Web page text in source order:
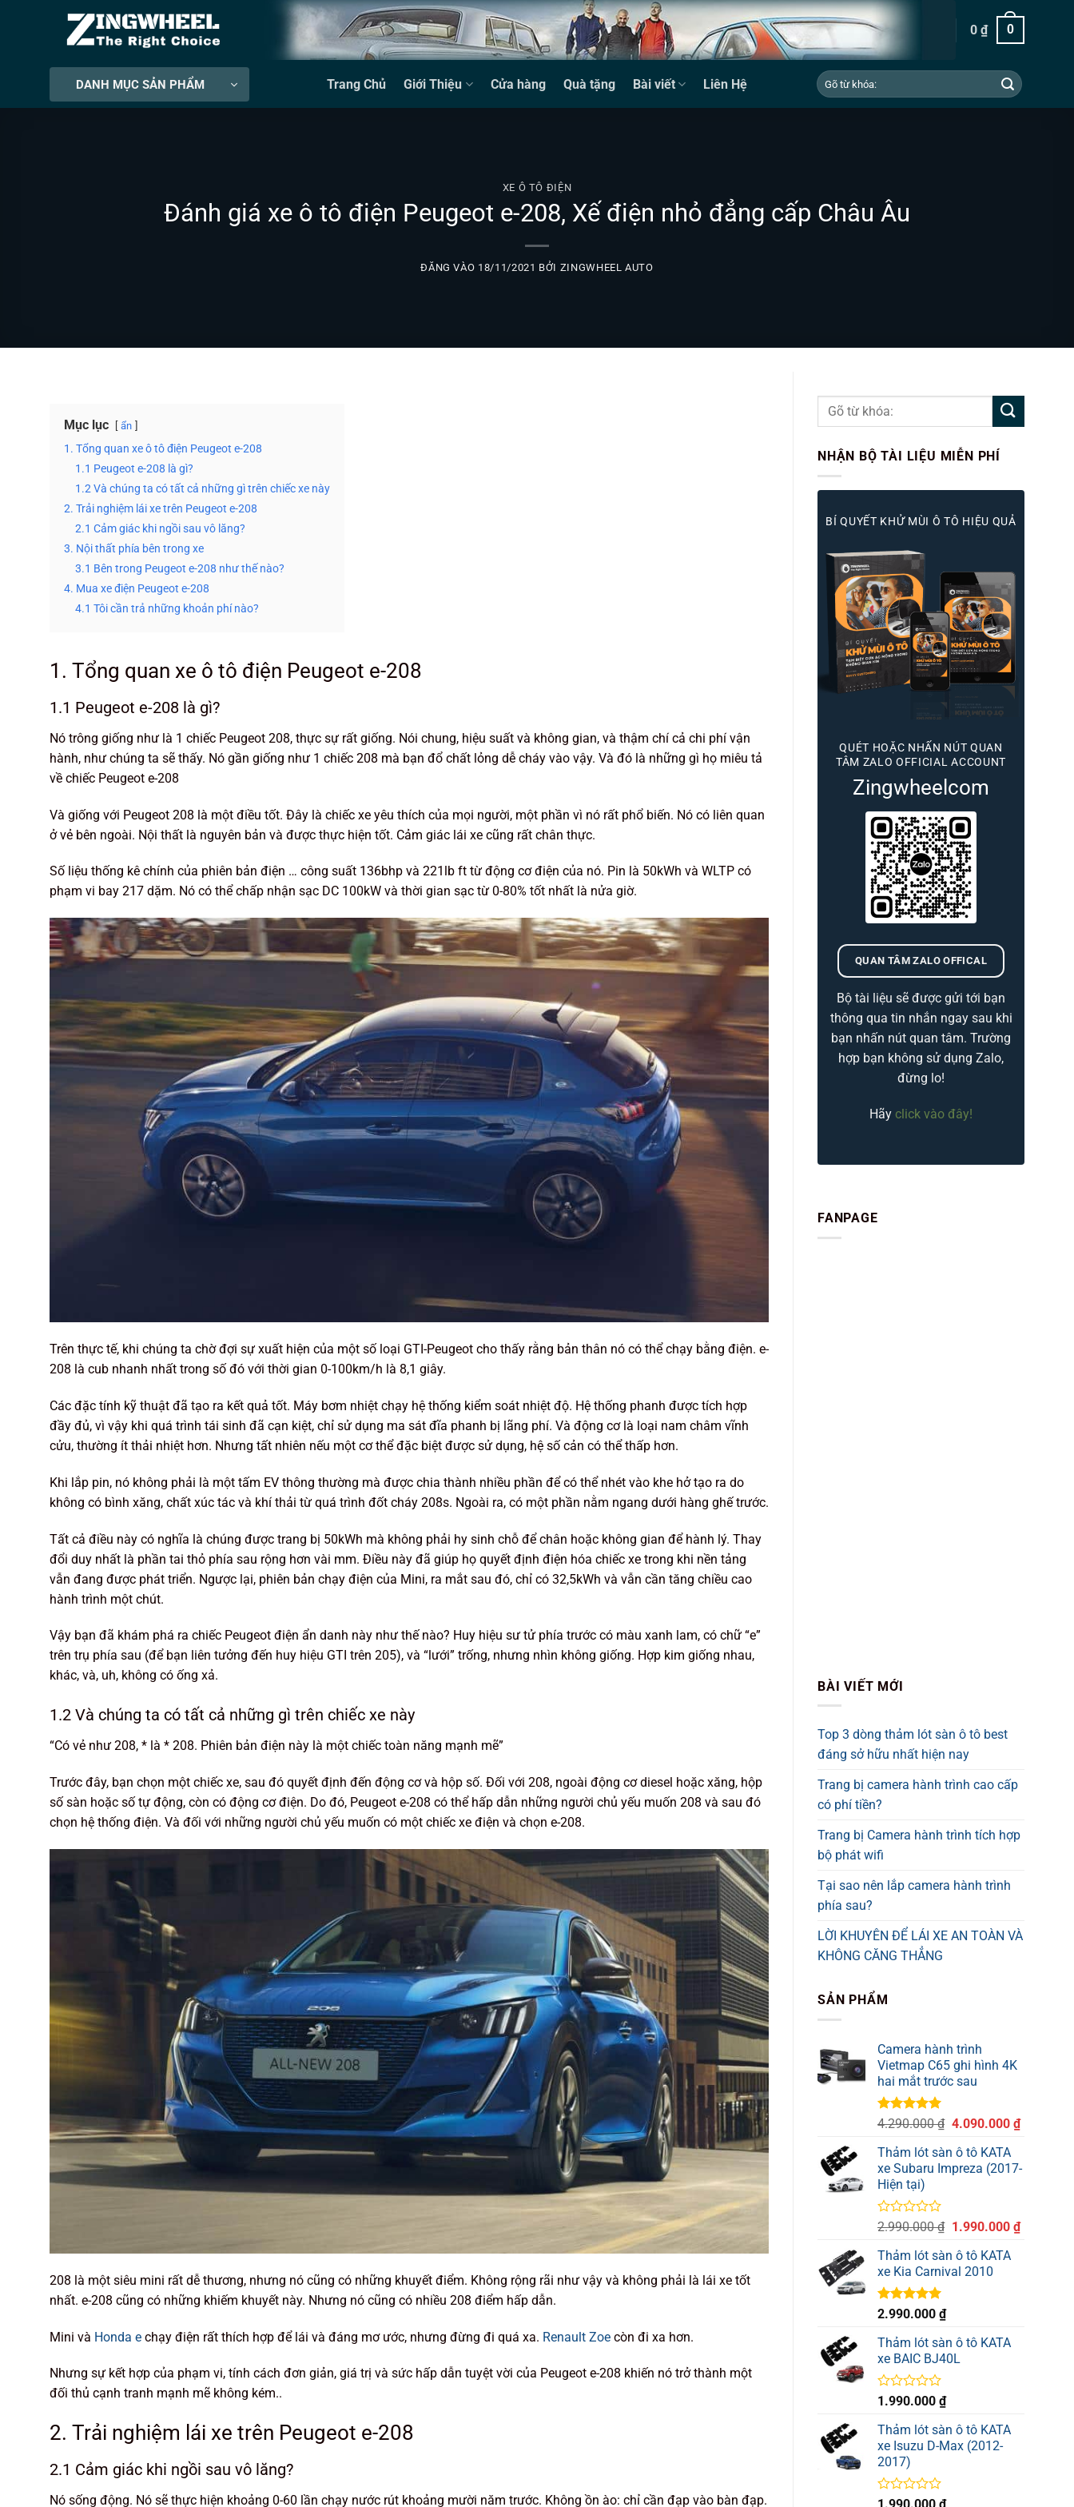
0₫ 0
DANH MỤC SẢN PHẨM Trang Chủ Giới Thiệu Cửa hàng Quà tặng Bài viết Liên Hệ
Tìm
kiếm:
XE Ô TÔ ĐIỆN
Đánh giá xe ô tô điện Peugeot e-208, Xế điện nhỏ đẳng cấp Châu Âu
ĐĂNG VÀO 18/11/2021 BỞI ZINGWHEEL AUTO
Mục lục ẩn
1. Tổng quan xe ô tô điện Peugeot e-208
1.1 Peugeot e-208 là gì?
1.2 Và chúng ta có tất cả những gì trên chiếc xe này
2. Trải nghiệm lái xe trên Peugeot e-208
2.1 Cảm giác khi ngồi sau vô lăng?
3. Nội thất phía bên trong xe
3.1 Bên trong Peugeot e-208 như thế nào?
4. Mua xe điện Peugeot e-208
4.1 Tôi cần trả những khoản phí nào?
1. Tổng quan xe ô tô điện Peugeot e-208
1.1 Peugeot e-208 là gì?
Nó trông giống như là 1 chiếc Peugeot 208, thực sự rất giống. Nói chung, hiệu suất và không gian, và thậm chí cả chi phí vận
hành, như chúng ta sẽ thấy. Nó gần giống như 1 chiếc 208 mà bạn đổ chất lỏng dễ cháy vào vậy. Và đó là những gì họ miêu tả
về chiếc Peugeot e-208
Và giống với Peugeot 208 là một điều tốt. Đây là chiếc xe yêu thích của mọi người, một phần vì nó rất phổ biến. Nó có liên quan
ở vẻ bên ngoài. Nội thất là nguyên bản và được thực hiện tốt. Cảm giác lái xe cũng rất chân thực.
Số liệu thống kê chính của phiên bản điện … công suất 136bhp và 221lb ft từ động cơ điện của nó. Pin là 50kWh và WLTP có
phạm vi bay 217 dặm. Nó có thể chấp nhận sạc DC 100kW và thời gian sạc từ 0-80% tốt nhất là nửa giờ.
Trên thực tế, khi chúng ta chờ đợi sự xuất hiện của một số loại GTI-Peugeot cho thấy rằng bản thân nó có thể chạy bằng điện. e-
208 là cub nhanh nhất trong số đó với thời gian 0-100km/h là 8,1 giây.
Các đặc tính kỹ thuật đã tạo ra kết quả tốt. Máy bơm nhiệt chạy hệ thống kiểm soát nhiệt độ. Hệ thống phanh được tích hợp
đầy đủ, vì vậy khi quá trình tái sinh đã cạn kiệt, chỉ sử dụng ma sát đĩa phanh bị lãng phí. Và động cơ là loại nam châm vĩnh
cửu, thường ít thải nhiệt hơn. Nhưng tất nhiên nếu một cơ thể đặc biệt được sử dụng, hệ số cản có thể thấp hơn.
Khi lắp pin, nó không phải là một tấm EV thông thường mà được chia thành nhiều phần để có thể nhét vào khe hở tạo ra do
không có bình xăng, chất xúc tác và khí thải từ quá trình đốt cháy 208s. Ngoài ra, có một phần nằm ngang dưới hàng ghế trước.
Tất cả điều này có nghĩa là chúng được trang bị 50kWh mà không phải hy sinh chỗ để chân hoặc không gian để hành lý. Thay
đổi duy nhất là phần tai thỏ phía sau rộng hơn vài mm. Điều này đã giúp họ quyết định điện hóa chiếc xe trong khi nền tảng
vẫn đang được phát triển. Ngược lại, phiên bản chạy điện của Mini, ra mắt sau đó, chỉ có 32,5kWh và vẫn cần tăng chiều cao
hành trình một chút.
Vậy bạn đã khám phá ra chiếc Peugeot điện ẩn danh này như thế nào? Huy hiệu sư tử phía trước có màu xanh lam, có chữ “e”
trên trụ phía sau (để bạn liên tưởng đến huy hiệu GTI trên 205), và “lưới” trống, nhưng nhìn không giống. Hợp kim giống nhau,
khác, và, uh, không có ống xả.
1.2 Và chúng ta có tất cả những gì trên chiếc xe này
“Có vẻ như 208, * là * 208. Phiên bản điện này là một chiếc toàn năng mạnh mẽ”
Trước đây, bạn chọn một chiếc xe, sau đó quyết định đến động cơ và hộp số. Đối với 208, ngoài động cơ diesel hoặc xăng, hộp
số sàn hoặc số tự động, còn có động cơ điện. Do đó, Peugeot e-208 có thể hấp dẫn những người chủ yếu muốn 208 và sau đó
chọn hệ thống điện. Và đối với những người chủ yếu muốn có một chiếc xe điện và chọn e-208.
208 là một siêu mini rất dễ thương, nhưng nó cũng có những khuyết điểm. Không rộng rãi như vậy và không phải là lái xe tốt
nhất. e-208 cũng có những khiếm khuyết này. Nhưng nó cũng có nhiều 208 điểm hấp dẫn.
Mini và Honda e chạy điện rất thích hợp để lái và đáng mơ ước, nhưng đừng đi quá xa. Renault Zoe còn đi xa hơn.
Nhưng sự kết hợp của phạm vi, tính cách đơn giản, giá trị và sức hấp dẫn tuyệt vời của Peugeot e-208 khiến nó trở thành một
đối thủ cạnh tranh mạnh mẽ không kém..
2. Trải nghiệm lái xe trên Peugeot e-208
2.1 Cảm giác khi ngồi sau vô lăng?
Nó sống động. Nó sẽ thực hiện khoảng 0-60 lần chạy nước rút khoảng mười năm trước. Không ồn ào: chỉ cần đạp vào bàn đạp.
NHẬN BỘ TÀI LIỆU MIỄN PHÍ
BÍ QUYẾT KHỬ MÙI Ô TÔ HIỆU QUẢ
QUÉT HOẶC NHẤN NÚT QUAN
TÂM ZALO OFFICIAL ACCOUNT
Zingwheelcom
QUAN TÂM ZALO OFFICAL
Bộ tài liệu sẽ được gửi tới bạn
thông qua tin nhắn ngay sau khi
bạn nhấn nút quan tâm. Trường
hợp bạn không sử dụng Zalo,
đừng lo!
Hãy click vào đây!
FANPAGE
BÀI VIẾT MỚI
Top 3 dòng thảm lót sàn ô tô best
đáng sở hữu nhất hiện nay
Trang bị camera hành trình cao cấp
có phí tiền?
Trang bị Camera hành trình tích hợp
bộ phát wifi
Tại sao nên lắp camera hành trình
phía sau?
LỜI KHUYÊN ĐỂ LÁI XE AN TOÀN VÀ
KHÔNG CĂNG THẲNG
SẢN PHẨM
Camera hành trình
Vietmap C65 ghi hình 4K
hai mắt trước sau
Được xếp
5 sao
4.290.000₫ Giá
là:
4.290.000 ₫.
4.090.000 ₫Giá
là:
Thảm lót sàn ô tô KATA
xe Subaru Impreza (2017-
Hiện tại)
Được
hạng
0
5
sao
2.990.000₫ Giá
là:
2.990.000 ₫.
1.990.000 ₫Giá
Thảm lót sàn ô tô KATA
xe Kia Carnival 2010
Được xếp
5 sao
2.990.000 ₫
Thảm lót sàn ô tô KATA
xe BAIC BJ40L
Được
hạng
0
5
sao
1.990.000 ₫
Thảm lót sàn ô tô KATA
xe Isuzu D-Max (2012-
2017)
Được